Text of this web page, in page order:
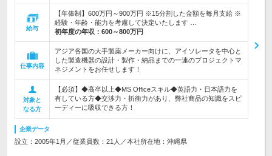
給与
【年俸制】600万円～900万円 ※15分割した金額を毎月支給 ※
経験・年齢・能力を考慮して決定いたします …
初年度の年収： 600～800万円
仕事内容
アジア各国の大手製薬メーカー向けに、アイソレータを中心と
した製造機器の設計・製作・納品までの一連のプロジェクトマ
ネジメントをお任せします！
対象と
なる方
【必須】◆高卒以上◆MS Officeスキル◆英語力・日本語力を
有している方◆交渉力・折衝力があり、弊社商品の知識をスピ
ーディーに吸収できる方！
企業データ
設立：2005年1月／従業員数：21人／本社所在地：沖縄県